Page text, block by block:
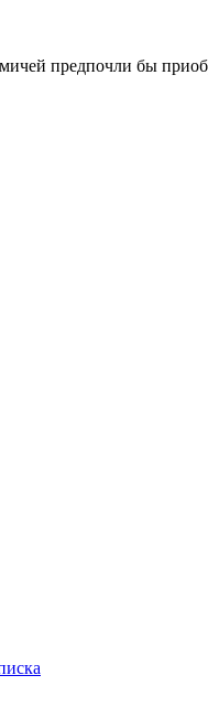
предпочли бы